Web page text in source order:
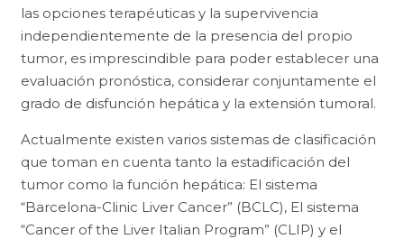
las opciones terapéuticas y la supervivencia
independientemente de la presencia del propio
tumor, es imprescindible para poder establecer una
evaluación pronóstica, considerar conjuntamente el
grado de disfunción hepática y la extensión tumoral.
Actualmente existen varios sistemas de clasificación
que toman en cuenta tanto la estadificación del
tumor como la función hepática: El sistema
“Barcelona-Clinic Liver Cancer” (BCLC), El sistema
“Cancer of the Liver Italian Program” (CLIP) y el